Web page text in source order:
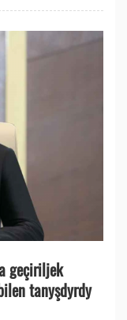
geçiriljek
tanyşdyrdy